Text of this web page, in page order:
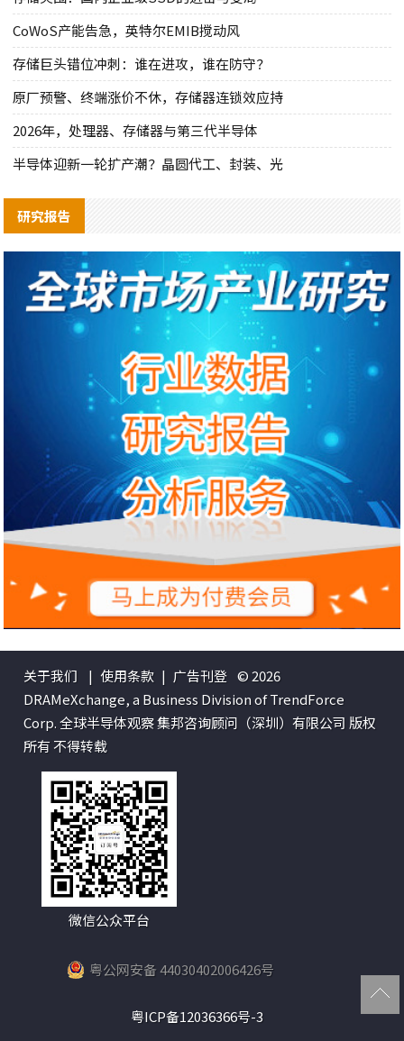
CoWoS产能告急，英特尔EMIB搅动风
存储巨头错位冲刺：谁在进攻，谁在防守？
原厂预警、终端涨价不休，存储器连锁效应持
2026年，处理器、存储器与第三代半导体
半导体迎新一轮扩产潮？晶圆代工、封装、光
研究报告
关于我们 | 使用条款 | 广告刊登 © 2026
DRAMeXchange, a Business Division of TrendForce
Corp. 全球半导体观察 集邦咨询顾问（深圳）有限公司 版权
所有 不得转载
微信公众平台
粤公网安备 44030402006426号
粤ICP备12036366号-3